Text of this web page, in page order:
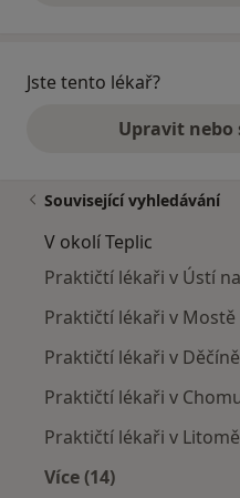
Jste tento lékař?
Upravit
Související vyhledávání
V okolí Teplic
Praktičtí lékaři v Ústí
Praktičtí lékaři v Mostě
Praktičtí lékaři v Děčíně
Praktičtí lékaři v
Praktičtí lékaři v
Více (14)